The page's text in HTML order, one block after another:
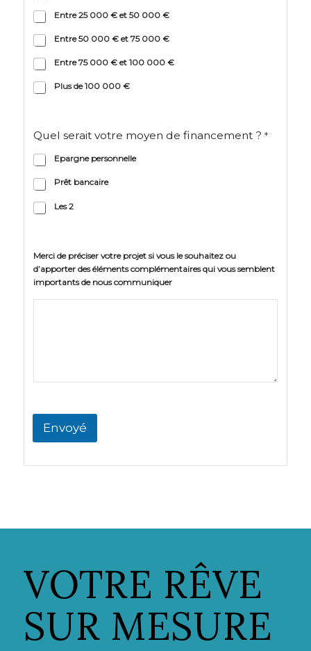
Entre 25 000 € et 50 000 €
Entre 50 000 € et 75 000 €
Entre 75 000 € et 100 000 €
Plus de 100 000 €
Quel serait votre moyen de financement ? *
Epargne personnelle
Prêt bancaire
Les 2
Merci de préciser votre projet si vous le souhaitez ou
d’apporter des éléments complémentaires qui vous semblent
importants de nous communiquer
Envoyé
VOTRE RÊVE
SUR MESURE